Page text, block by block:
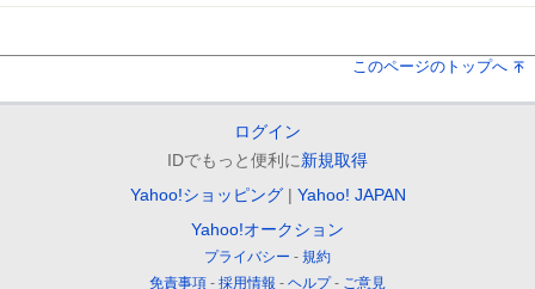
このページのトップへ
ログイン
IDでもっと便利に新規取得
Yahoo!ショッピング
Yahoo! JAPAN
Yahoo!オークション
プライバシー
規約
免責事項
採用情報 ヘルプ ご意見